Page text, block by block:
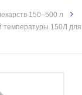
150–500 л
температуры 150Л для